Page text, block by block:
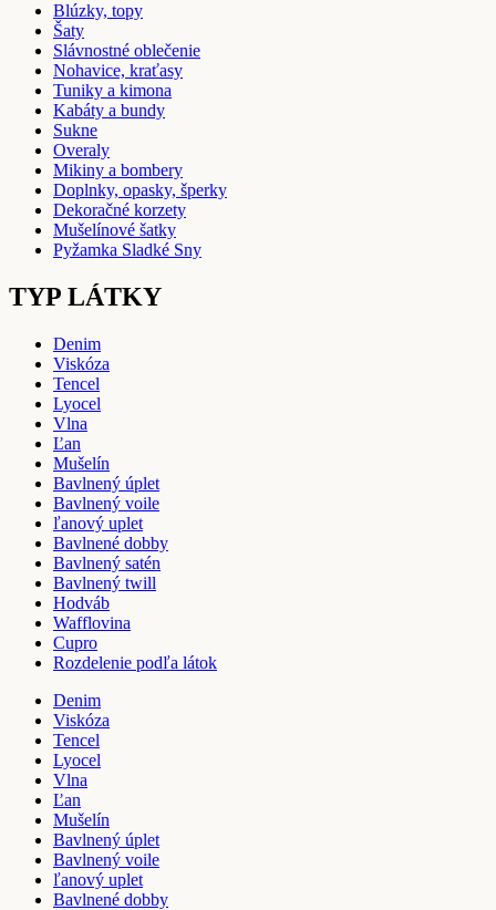
Blúzky, topy
Šaty
Slávnostné oblečenie
Nohavice, kraťasy
Tuniky a kimona
Kabáty a bundy
Sukne
Overaly
Mikiny a bombery
Doplnky, opasky, šperky
Dekoračné korzety
Mušelínové šatky
Pyžamka Sladké Sny
TYP LÁTKY
Denim
Viskóza
Tencel
Lyocel
Vlna
Ľan
Mušelín
Bavlnený úplet
Bavlnený voile
ľanový uplet
Bavlnené dobby
Bavlnený satén
Bavlnený twill
Hodváb
Wafflovina
Cupro
Rozdelenie podľa látok
Denim
Viskóza
Tencel
Lyocel
Vlna
Ľan
Mušelín
Bavlnený úplet
Bavlnený voile
ľanový uplet
Bavlnené dobby